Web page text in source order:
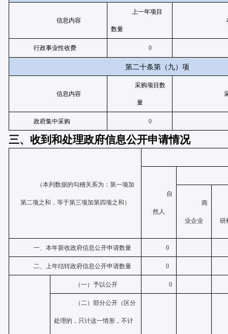
信息内容
上一年项目
数量
行政事业性收费 0
第二十条第（九）项
信息内容
采购项目数
量
政府集中采购 0
三、收到和处理政府信息公开申请情况
（本列数据的勾稽关系为：第一项加
第二项之和，等于第三项加第四项之和）
自
然人
商
业企业 研
一、本年新收政府信息公开申请数量 0
二、上年结转政府信息公开申请数量 0
（一）予以公开 0
（二）部分公开（区分
处理的，只计这一情形，不计